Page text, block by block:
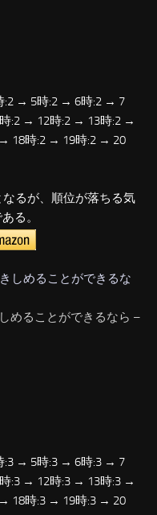
:2 → 5時:2 → 6時:2 → 7
:2 → 12時:2 → 13時:2 →
18時:2 → 19時:2 → 20
なるが、順位が落ちる気
る。
しめることができるな
めることができるなら –
:3 → 5時:3 → 6時:3 → 7
:3 → 12時:3 → 13時:3 →
18時:3 → 19時:3 → 20